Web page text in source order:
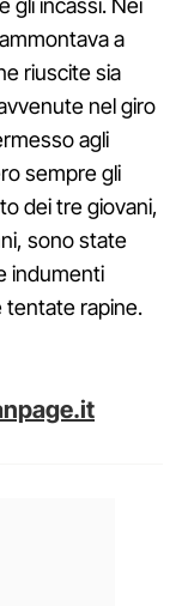
gli incassi. Nei
a
riuscite sia
nel giro
agli
sempre gli
dei tre giovani,
sono state
indumenti
tentate rapine.